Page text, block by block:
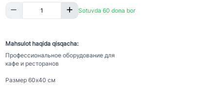
Sotuvda 60 dona bor
Mahsulot haqida qisqacha:
Профессиональное оборудование для
кафе и ресторанов
Размер 60х40 см